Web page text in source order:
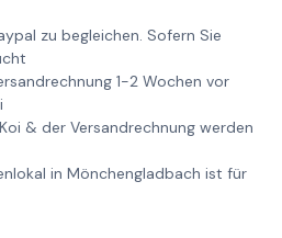
zu begleichen. Sofern Sie
1-2 Wochen vor
& der Versandrechnung werden
in Mönchengladbach ist für